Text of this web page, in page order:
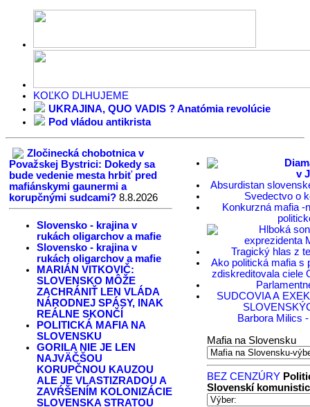
KOĽKO DLHUJEME
UKRAJINA, QUO VADIS ? Anatómia revolúcie
Pod vládou antikrista
Zločinecká chobotnica v
Považskej Bystrici: Dokedy sa
bude vedenie mesta hrbiť pred
mafiánskymi gaunermi a
korupčnými sudcami? 8.8.2026
Slovensko - krajina v
rukách oligarchov a mafie
Slovensko - krajina v
rukách oligarchov a mafie
MARIÁN VITKOVIČ:
SLOVENSKO MÔŽE
ZACHRÁNIŤ LEN VLÁDA
NÁRODNEJ SPÁSY, INAK
REÁLNE SKONČÍ
POLITICKÁ MAFIA NA
SLOVENSKU
GORILA NIE JE LEN
NAJVÄČŠOU
KORUPČNOU KAUZOU
ALE JE VLASTIZRADOU A
ZAVŔŠENÍM KOLONIZÁCIE
SLOVENSKA STRATOU
v
Absurdistan
Svedectvo o
Konkurzná mafia -
Hlboká
exprezidenta
Tragický hlas z
Ako politická mafia s
zdiskreditovala ciele
SUDCOVIA A
Barbora Milics
Mafia na Slovensku
BEZ CENZÚRY
Slovenskí